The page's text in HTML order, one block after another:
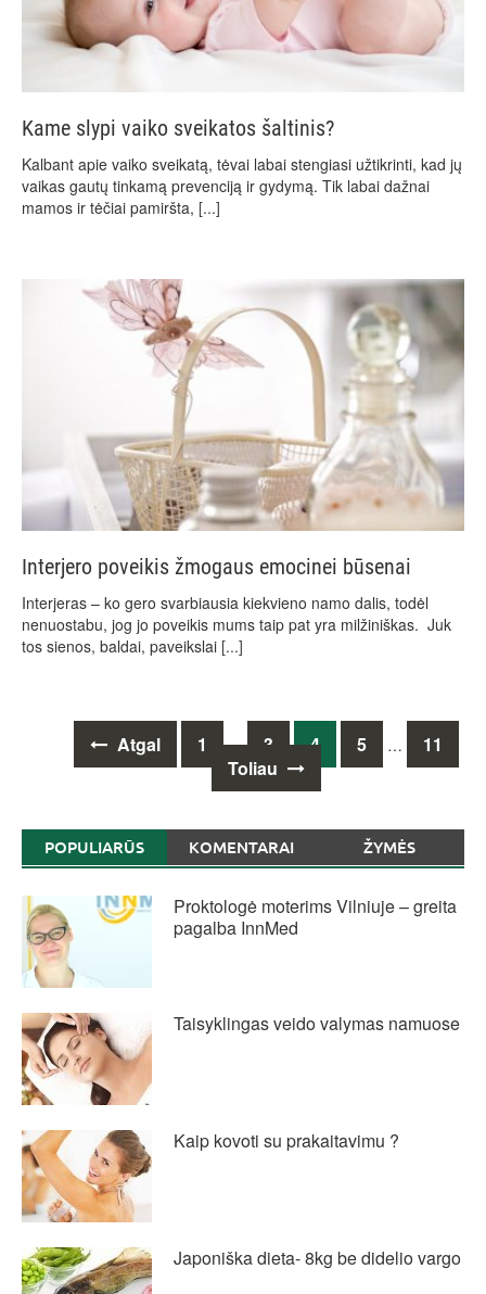
Kame slypi vaiko sveikatos šaltinis?
Kalbant apie vaiko sveikatą, tėvai labai stengiasi užtikrinti, kad jų
vaikas gautų tinkamą prevenciją ir gydymą. Tik labai dažnai
mamos ir tėčiai pamiršta, [...]
Interjero poveikis žmogaus emocinei būsenai
Interjeras – ko gero svarbiausia kiekvieno namo dalis, todėl
nenuostabu, jog jo poveikis mums taip pat yra milžiniškas. Juk
tos sienos, baldai, paveikslai [...]
navigation
Atgal 1 … 3 4 5 …
11
Toliau
POPULIARŪS KOMENTARAI ŽYMĖS
Proktologė moterims Vilniuje – greita
pagalba InnMed
Taisyklingas veido valymas namuose
Kaip kovoti su prakaitavimu ?
Japoniška dieta- 8kg be didelio vargo